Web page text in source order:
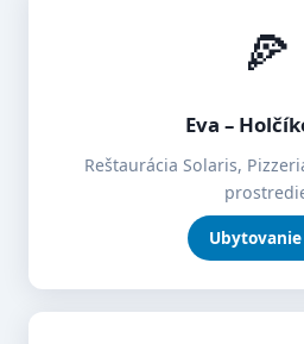
🍕
Eva –
Reštaurácia Solaris,